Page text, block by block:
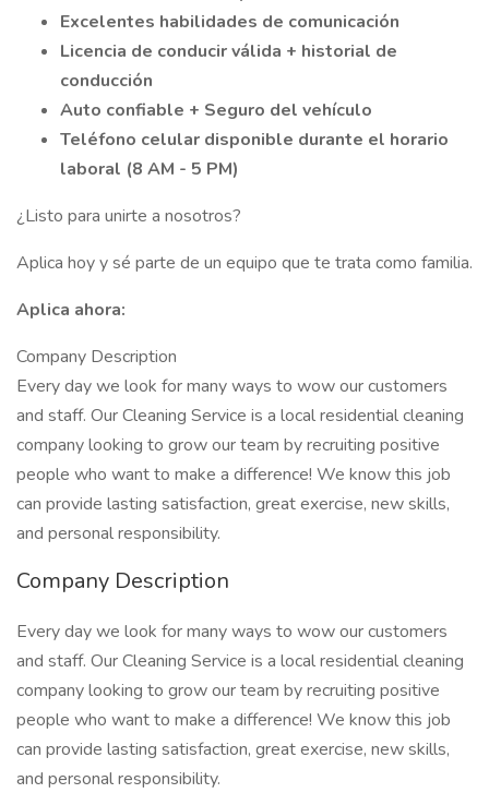
Excelentes habilidades de comunicación
Licencia de conducir válida + historial de
conducción
Auto confiable + Seguro del vehículo
Teléfono celular disponible durante el horario
laboral (8 AM - 5 PM)
¿Listo para unirte a nosotros?
Aplica hoy y sé parte de un equipo que te trata como familia.
Aplica ahora:
Company Description
Every day we look for many ways to wow our customers
and staff. Our Cleaning Service is a local residential cleaning
company looking to grow our team by recruiting positive
people who want to make a difference! We know this job
can provide lasting satisfaction, great exercise, new skills,
and personal responsibility.
Company Description
Every day we look for many ways to wow our customers
and staff. Our Cleaning Service is a local residential cleaning
company looking to grow our team by recruiting positive
people who want to make a difference! We know this job
can provide lasting satisfaction, great exercise, new skills,
and personal responsibility.